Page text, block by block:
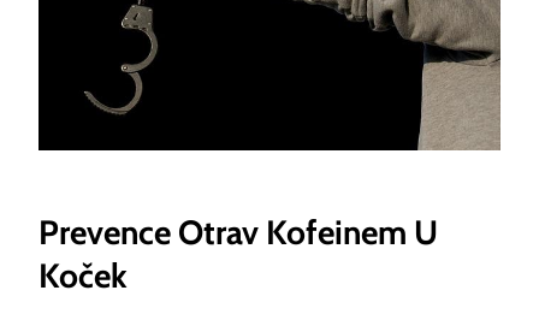
Prevence Otrav Kofeinem U
Koček